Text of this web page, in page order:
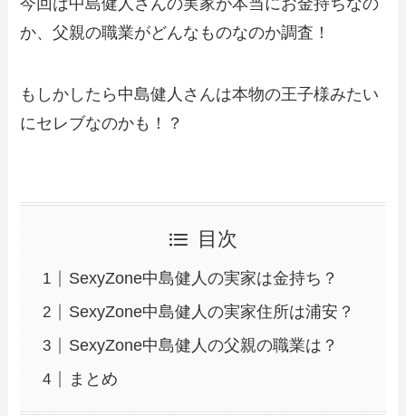
か、父親の職業がどんなものなのか調査！
もしかしたら中島健人さんは本物の王子様みたい
にセレブなのかも！？
目次
SexyZone中島健人の実家は金持ち？
SexyZone中島健人の実家住所は浦安？
SexyZone中島健人の父親の職業は？
まとめ